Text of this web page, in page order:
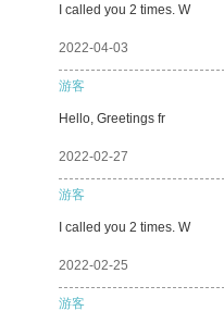
I called you 2 times. W
2022-04-03
游客
Hello, Greetings fr
2022-02-27
游客
I called you 2 times. W
2022-02-25
游客